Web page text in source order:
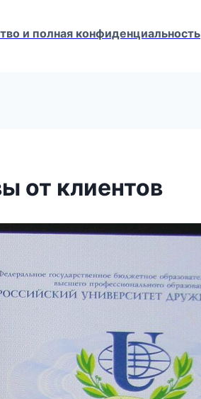
и полная конфиденциальность
от клиентов